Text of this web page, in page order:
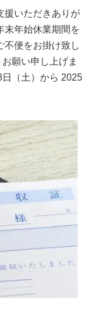
援いただきありが
末年始休業期間を
不便をお掛け致し
願い申し上げま
（土）から 2025